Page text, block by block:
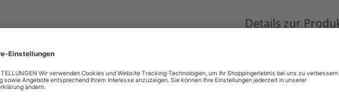
mit nackten Beinen: der Eyecatcher-
auch zu Hause!
Details zur
AUCH GEFALLEN